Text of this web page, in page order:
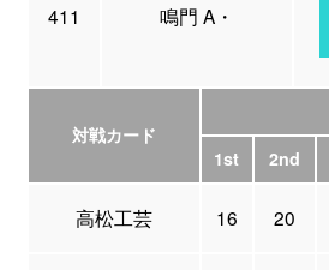
411 鳴門 A・
対戦カード
1st
2nd
高松工芸 16 20